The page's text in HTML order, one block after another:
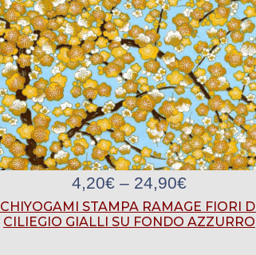
4,20€ – 24,90€
CHIYOGAMI STAMPA RAMAGE FIORI DI
CILIEGIO GIALLI SU FONDO AZZURRO